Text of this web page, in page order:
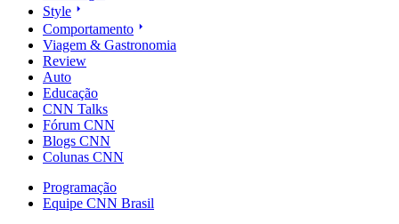
Style
Comportamento
Viagem & Gastronomia
Review
Auto
Educação
CNN Talks
Fórum CNN
Blogs CNN
Colunas CNN
Programação
Equipe CNN Brasil